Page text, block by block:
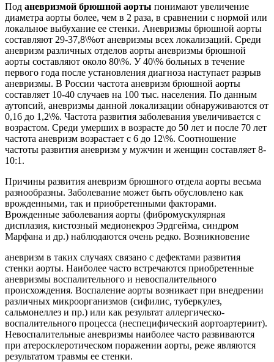
Под аневризмой брюшной аорты понимают увеличение
диаметра аорты более, чем в 2 раза, в сравнении с нормой или
локальное выбухание ее стенки. Аневризмы брюшной аорты
составляют 29-37,8\%от аневризмы всех локализаций. Среди
аневризм различных отделов аорты аневризмы брюшной
аорты составляют около 80\%. У 40\% больных в течение
первого года после установления диагноза наступает разрыв
аневризмы. В России частота аневризм брюшной аорты
составляет 10-40 случаев на 100 тыс. населения. По данным
аутопсий, аневризмы данной локализации обнаруживаются от
0,16 до 1,2\%. Частота развития заболевания увеличивается с
возрастом. Среди умерших в возрасте до 50 лет и после 70 лет
частота аневризм возрастает с 6 до 12\%. Соотношение
частоты развития аневризм у мужчин и женщин составляет 8-
10:1.
Причины развития аневризм брюшного отдела аорты весьма
разнообразны. Заболевание может быть обусловлено как
врожденными, так и приобретенными факторами.
Врожденные заболевания аорты (фибромускулярная
дисплазия, кистозный медионекроз Эрдгейма, синдром
Марфана и др.) наблюдаются очень редко. Возникновение
аневризм в таких случаях связано с дефектами развития
стенки аорты. Наиболее часто встречаются приобретенные
аневризмы воспалительного и невоспалительного
происхождения. Воспаление аорты возникает при внедрении
различных микроорганизмов (сифилис, туберкулез,
сальмонеллез и пр.) или как результат аллергическо-
воспалительного процесса (неспецифический аортоартериит).
Невоспалительные аневризмы наиболее часто развиваются
при атеросклеротическом поражении аорты, реже являются
результатом травмы ее стенки.